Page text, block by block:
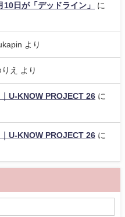
日が「デッドライン」
に
より
りえ より
U-KNOW PROJECT 26 に
U-KNOW PROJECT 26 に